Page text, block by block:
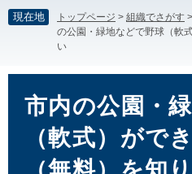
て
本
現在地 トップページ > 組織でさがす >
の公園・緑地などで野球（軟
い
市内の公園・
（軟式）がで